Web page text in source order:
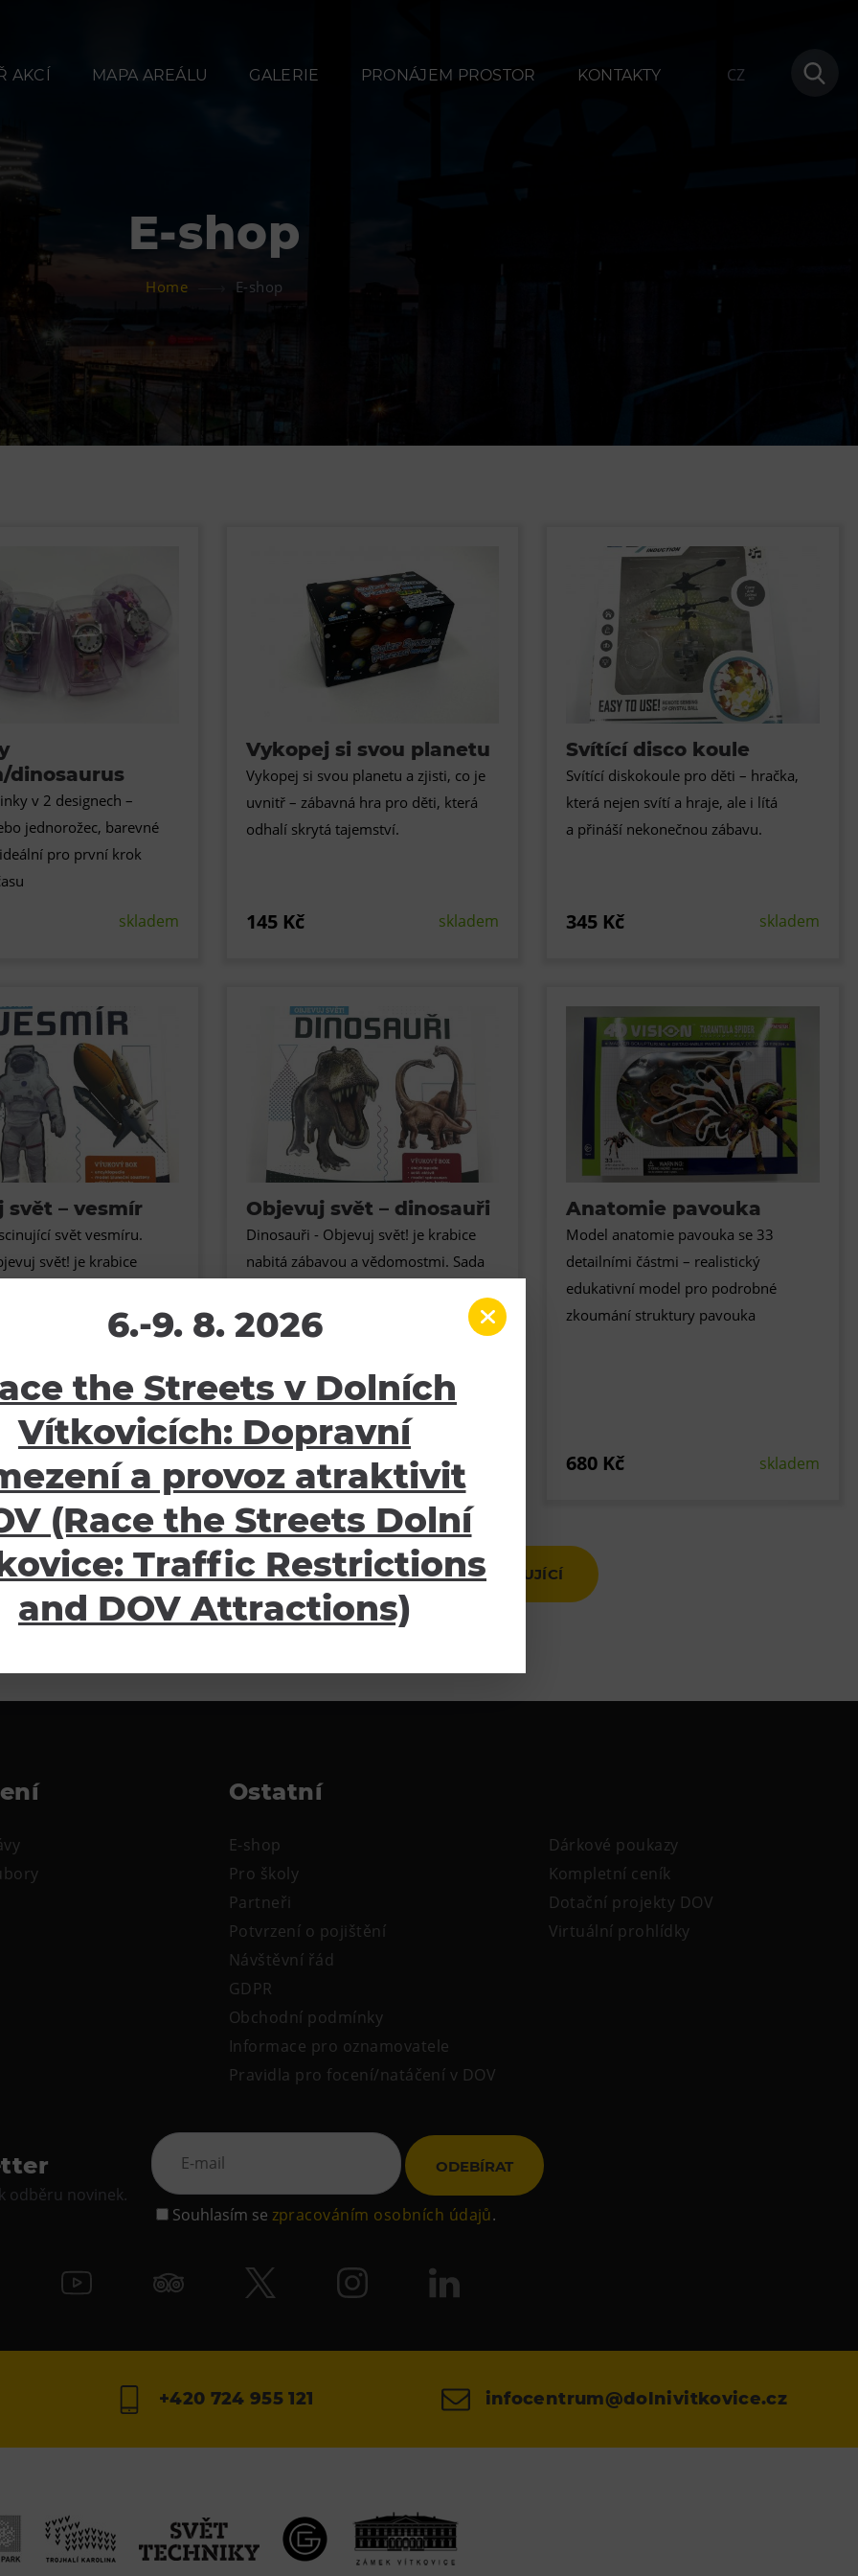
AKCÍ MAPA AREÁLU GALERIE PRONÁJEM PROSTOR KONTAKTY CZ
E-shop
Home E-shop
Občerstvení
Kavárna Velký Svět
techniky
Catering
dinosaurus
v 2 designech –
jednorožec, barevné
pro první krok
skladem
Vykopej si svou planetu
Vykopej si svou planetu a zjisti, co je
uvnitř – zábavná hra pro děti, která
odhalí skrytá tajemství.
145 Kč skladem
Svítící disco koule
Svítící diskokoule pro děti – hračka,
která nejen svítí a hraje, ale i lítá
a přináší nekonečnou zábavu.
345 Kč skladem
svět – vesmír
svět vesmíru.
svět! je krabice
knihu
model Sluneční soustavy,
svítící ve tmě
skladem
Objevuj svět – dinosauři
Dinosauři - Objevuj svět! je krabice
nabitá zábavou a vědomostmi. Sada
samolepek, komponenty k sestavení
modelu dinosaura (dřevěnou kostru
a modelovací hmotu) a krásný plakát.
899 Kč skladem
Anatomie pavouka
Model anatomie pavouka se 33
detailními částmi – realistický
edukativní model pro podrobné
zkoumání struktury pavouka
680 Kč skladem
1 2 3 4 … 11 NÁSLEDUJÍCÍ
Ostatní
E-shop
Pro školy
Partneři
Potvrzení o pojištění
Návštěvní řád
GDPR
Obchodní podmínky
Informace pro oznamovatele
Pravidla pro focení/natáčení v DOV
Dárkové poukazy
Kompletní ceník
Dotační projekty DOV
Virtuální prohlídky
odběru novinek.
ODEBÍRAT
Souhlasím se zpracováním osobních údajů.
+420 724 955 121 infocentrum@dolnivitkovice.cz
6.-9. 8. 2026
the Streets v Dolních
Vítkovicích: Dopravní
a provoz atraktivit
(Race the Streets Dolní
Traffic Restrictions
and DOV Attractions)